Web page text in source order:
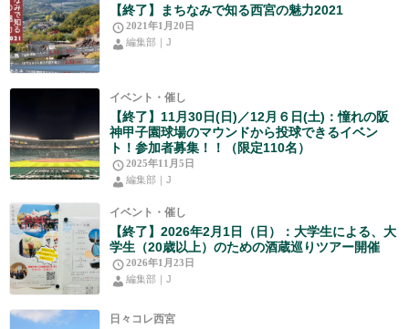
【終了】まちなみで知る西宮の魅力2021
2021年1月20日
編集部｜J
イベント・催し
【終了】11月30日(日)／12月６日(土)：憧れの阪
神甲子園球場のマウンドから投球できるイベン
ト！参加者募集！！（限定110名）
2025年11月5日
編集部｜J
イベント・催し
【終了】2026年2月1日（日）：大学生による、大
学生（20歳以上）のための酒蔵巡りツアー開催
2026年1月23日
編集部｜J
日々コレ西宮